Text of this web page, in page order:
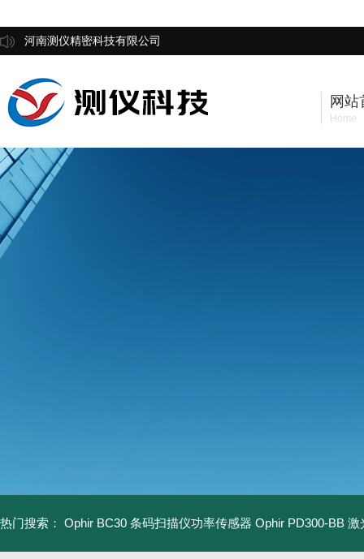
河南测仪精密科技有限公司
网站
Home
热门搜索： Ophir BC30 条码扫描仪功率传感器 Ophir PD300-BB